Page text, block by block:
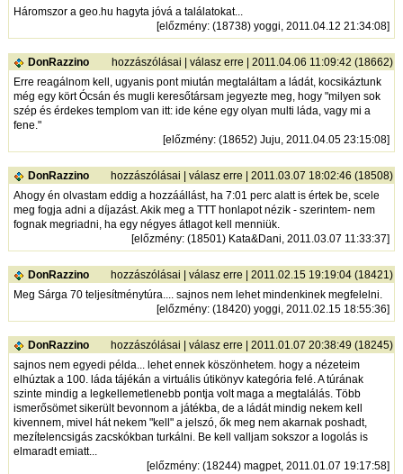
Háromszor a geo.hu hagyta jóvá a találatokat...
[előzmény: (18738) yoggi, 2011.04.12 21:34:08]
DonRazzino hozzászólásai |válasz erre | 2011.04.06 11:09:42 (18662)
Erre reagálnom kell, ugyanis pont miután megtaláltam a ládát, kocsikáztunk
még egy kört Ócsán és mugli keresőtársam jegyezte meg, hogy "milyen sok
szép és érdekes templom van itt: ide kéne egy olyan multi láda, vagy mi a
fene."
[előzmény: (18652) Juju, 2011.04.05 23:15:08]
DonRazzino hozzászólásai |válasz erre | 2011.03.07 18:02:46 (18508)
Ahogy én olvastam eddig a hozzáállást, ha 7:01 perc alatt is értek be, scele
meg fogja adni a díjazást. Akik meg a TTT honlapot nézik - szerintem- nem
fognak megriadni, ha egy négyes átlagot kell menniük.
[előzmény: (18501) Kata&Dani, 2011.03.07 11:33:37]
DonRazzino hozzászólásai |válasz erre | 2011.02.15 19:19:04 (18421)
Meg Sárga 70 teljesítménytúra.... sajnos nem lehet mindenkinek megfelelni.
[előzmény: (18420) yoggi, 2011.02.15 18:55:36]
DonRazzino hozzászólásai |válasz erre | 2011.01.07 20:38:49 (18245)
sajnos nem egyedi példa... lehet ennek köszönhetem. hogy a nézeteim
elhúztak a 100. láda tájékán a virtuális útikönyv kategória felé. A túrának
szinte mindig a legkellemetlenebb pontja volt maga a megtalálás. Több
ismerősömet sikerült bevonnom a játékba, de a ládát mindig nekem kell
kivennem, mivel hát nekem "kell" a jelszó, ők meg nem akarnak poshadt,
mezítelencsigás zacskókban turkálni. Be kell valljam sokszor a logolás is
elmaradt emiatt...
[előzmény: (18244) magpet, 2011.01.07 19:17:58]